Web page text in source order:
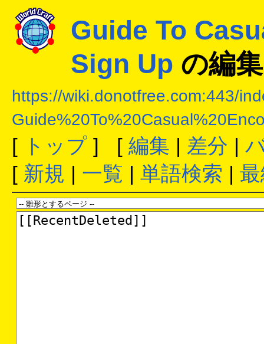
Guide To
Sign Up の編集
https://wiki.donotfree.com:443/
[ トップ] [ 編集 | 差分 |
[ 新規 | 一覧 | 単語検索 |